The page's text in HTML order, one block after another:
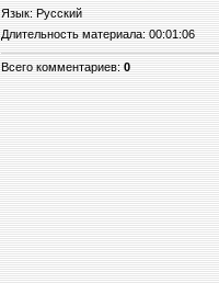
Язык: Русский
Длительность материала: 00:01:06
Всего комментариев:0